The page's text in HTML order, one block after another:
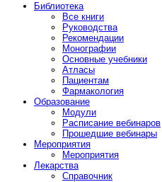
Библиотека
Все книги
Руководства
Рекомендации
Монографии
Основные учебники
Атласы
Пациентам
Фармакология
Образование
Модули
Расписание вебинаров
Прошедшие вебинары
Мероприятия
Мероприятия
Лекарства
Справочник